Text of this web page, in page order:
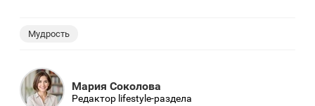
Мудрость
Мария Соколова
Редактор lifestyle-раздела